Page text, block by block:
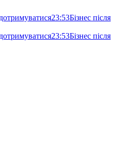
23:53Бізнес після
23:53Бізнес після